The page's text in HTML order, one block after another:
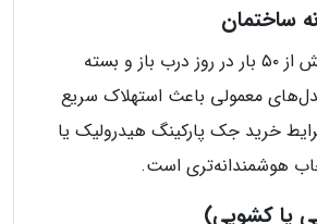
در مجتمع‌هایی که بیش از ۵۰ بار در روز درب باز و بسته
معمولی باعث استهلاک سریع
خرید جک پارکینگ هیدرولیک یا
هوشمندانه‌تری است.